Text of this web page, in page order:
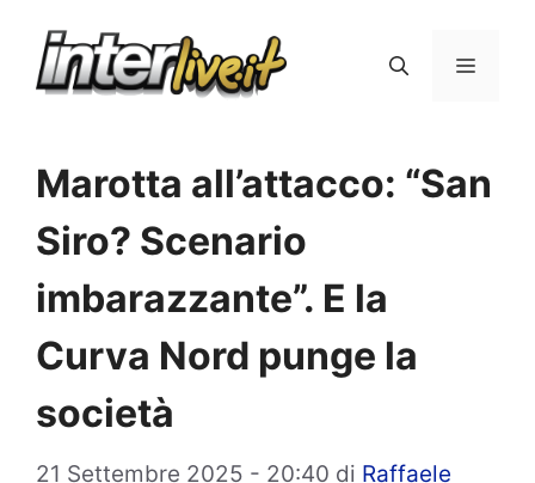
Menu
Marotta all’attacco: “San
Siro? Scenario
imbarazzante”. E la
Curva Nord punge la
società
21 Settembre 2025 - 20:40 di Raffaele